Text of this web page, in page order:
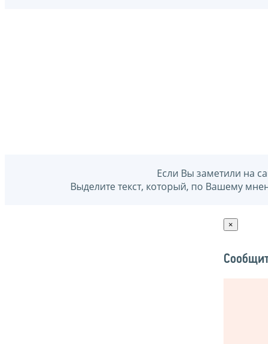
Если Вы заметили на
Выделите текст, который, по Вашему
×